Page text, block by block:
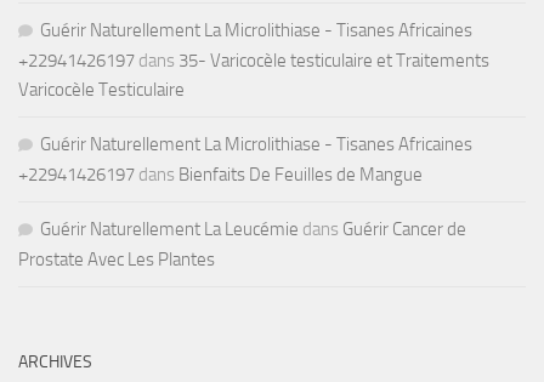
Guérir Naturellement La Microlithiase - Tisanes Africaines
+22941426197 dans 35- Varicocèle testiculaire et Traitements
Varicocèle Testiculaire
Guérir Naturellement La Microlithiase - Tisanes Africaines
+22941426197 dans Bienfaits De Feuilles de Mangue
Guérir Naturellement La Leucémie dans Guérir Cancer de
Prostate Avec Les Plantes
ARCHIVES